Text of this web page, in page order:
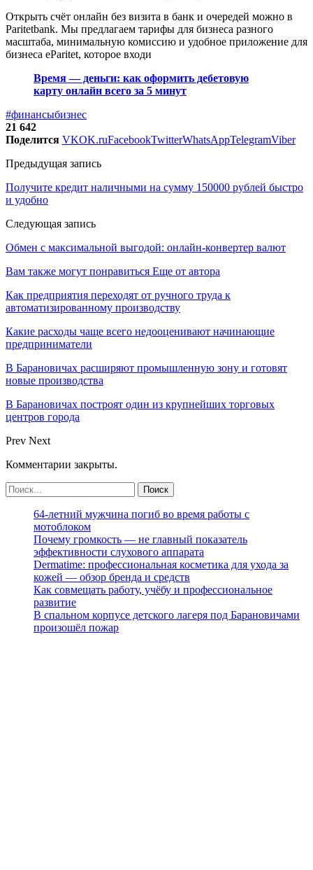
Открыть счёт онлайн без визита в банк и очередей можно в
Paritetbank. Мы предлагаем тарифы для бизнеса разного
масштаба, минимальную комиссию и удобное приложение для
бизнеса eParitet, которое входи
Время — деньги: как оформить дебетовую
карту онлайн всего за 5 минут
#финансыбизнес
21 642
Поделится VKOK.ruFacebookTwitterWhatsAppTelegramViber
Предыдущая запись
Получите кредит наличными на сумму 150000 рублей быстро
и удобно
Следующая запись
Обмен с максимальной выгодой: онлайн-конвертер валют
Вам также могут понравиться Еще от автора
Как предприятия переходят от ручного труда к
автоматизированному производству
Какие расходы чаще всего недооценивают начинающие
предприниматели
В Барановичах расширяют промышленную зону и готовят
новые производства
В Барановичах построят один из крупнейших торговых
центров города
Prev Next
Комментарии закрыты.
64-летний мужчина погиб во время работы с
мотоблоком
Почему громкость — не главный показатель
эффективности слухового аппарата
Dermatime: профессиональная косметика для ухода за
кожей — обзор бренда и средств
Как совмещать работу, учёбу и профессиональное
развитие
В спальном корпусе детского лагеря под Барановичами
произошёл пожар